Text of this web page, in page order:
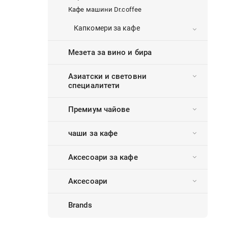
Кафе машини Dr.coffee
Капкомери за кафе
Мезета за вино и бира
Азиатски и световни
специалитети
Премиум чайове
чаши за кафе
Аксесоари за кафе
Аксесоари
Brands